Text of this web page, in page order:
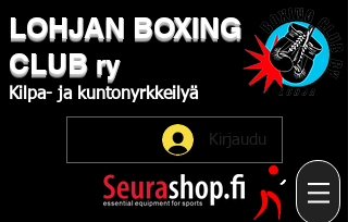
LOHJAN ​BOXING
CLUB ry
Kilpa- ja kuntonyrkkeilyä
Kirjaudu